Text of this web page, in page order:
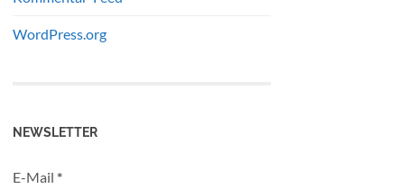
WordPress.org
NEWSLETTER
E-Mail *